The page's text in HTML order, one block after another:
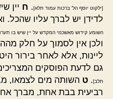
[ילקוט יוסף הל' ברכות עמוד תלא]. ח יין
לדידן יש לברך עליו שהכל.
השומע קידוש מאשכנזי המקדש על יין שיש בו
ולכן אין לסמוך על חלק
ליינות, אלא לאחר בירור
גם לדעת הפוסקים
תלב]. ט השותה מים לצמאו,
רביעית בבת אחת, מברך